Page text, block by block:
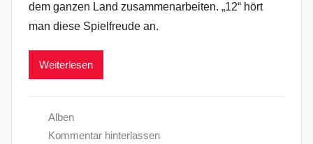
dem ganzen Land zusammenarbeiten. „12“ hört
man diese Spielfreude an.
Weiterlesen
Alben
Kommentar hinterlassen